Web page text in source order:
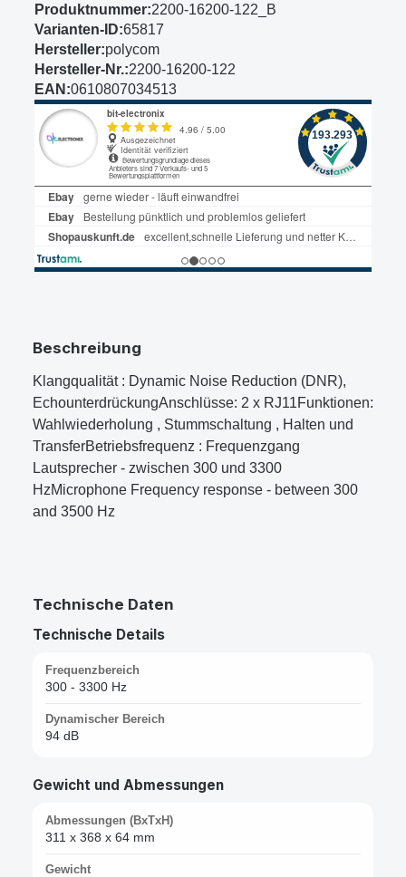
Produktnummer:2200-16200-122_B
Varianten-ID:65817
Hersteller:polycom
Hersteller-Nr.:2200-16200-122
EAN:0610807034513
Beschreibung
Klangqualität : Dynamic Noise Reduction (DNR),
EchounterdrückungAnschlüsse: 2 x RJ11Funktionen:
Wahlwiederholung , Stummschaltung , Halten und
TransferBetriebsfrequenz : Frequenzgang
Lautsprecher - zwischen 300 und 3300
HzMicrophone Frequency response - between 300
and 3500 Hz
Technische Daten
Technische Details
Frequenzbereich
300 - 3300 Hz
Dynamischer Bereich
94 dB
Gewicht und Abmessungen
Abmessungen (BxTxH)
311 x 368 x 64 mm
Gewicht